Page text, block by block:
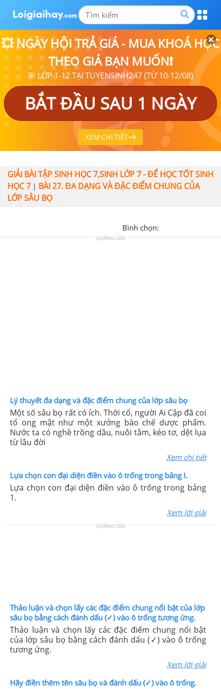
💥 NGÀY HỘI TRẢ GIÁ - MUA KHOÁ HỌC
THEO GIÁ BẠN MUỐN❗
🎯 LỚP 1-12 TẠI TUYENSINH247 (TỪ 10-12/08)
BẮT ĐẦU SAU 1 NGÀY
XEM CHI TIẾT
GIẢI BÀI TẬP SINH HỌC 7,SINH LỚP 7 - ĐỂ HỌC TỐT SINH
HỌC 7 | BÀI 27. ĐA DẠNG VÀ ĐẶC ĐIỂM CHUNG CỦA
LỚP SÂU BỌ
Bình chọn:
QUẢNG CÁO
Lý thuyết đa dạng và đặc điểm chung của lớp sâu bọ
Một số sâu bọ rất có ích. Thời cổ, người Ai Cập đã coi
tổ ong mật như một xưởng bào chế dược phẩm.
Nước ta có nghề trồng dâu, nuôi tằm, kéo tơ, dệt lụa
từ lâu đời
Xem chi tiết
Lựa chọn con đại diện điền vào ô trống trong bảng I.
Lựa chọn con đại diện điền vào ô trống trong bảng
1.
Xem lời giải
QUẢNG CÁO
Thảo luận và chọn lấy các đặc điểm chung nổi bật của lớp
sâu bọ bằng cách đánh dấu (✓) vào ô trống tương ứng.
Thảo luận và chọn lấy các đặc điểm chung nổi bật
của lớp sâu bọ bằng cách đánh dấu (✓) vào ô trống
tương ứng.
Xem lời giải
Hãy điền thêm tên sâu bọ và đánh dấu (✓) vào ô trống.